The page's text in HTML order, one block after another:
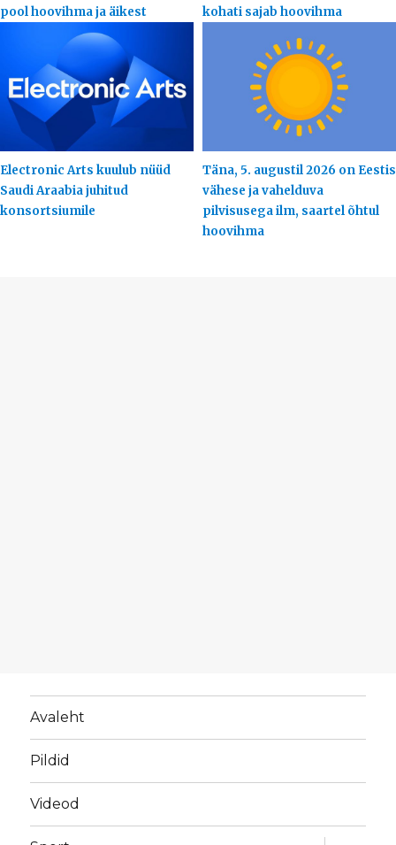
pool hoovihma ja äikest
kohati sajab hoovihma
Electronic Arts kuulub nüüd
Saudi Araabia juhitud
konsortsiumile
Täna, 5. augustil 2026 on Eestis
vähese ja vahelduva
pilvisusega ilm, saartel õhtul
hoovihma
Avaleht
Pildid
Videod